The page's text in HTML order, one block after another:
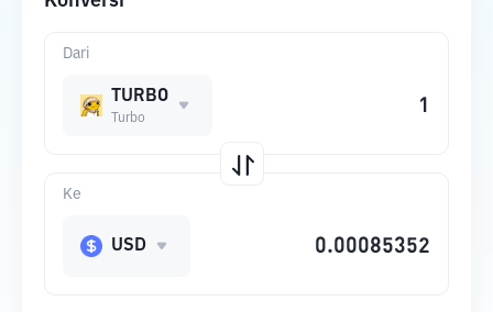
Dari
TURBO
Turbo
Ke
USD